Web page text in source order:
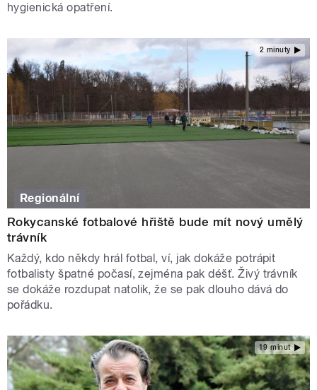
hygienická opatření.
2 minuty
Regionální
Rokycanské fotbalové hřiště bude mít nový umělý
trávník
Každý, kdo někdy hrál fotbal, ví, jak dokáže potrápit
fotbalisty špatné počasí, zejména pak déšť. Živý trávník
se dokáže rozdupat natolik, že se pak dlouho dává do
pořádku.
19 minut